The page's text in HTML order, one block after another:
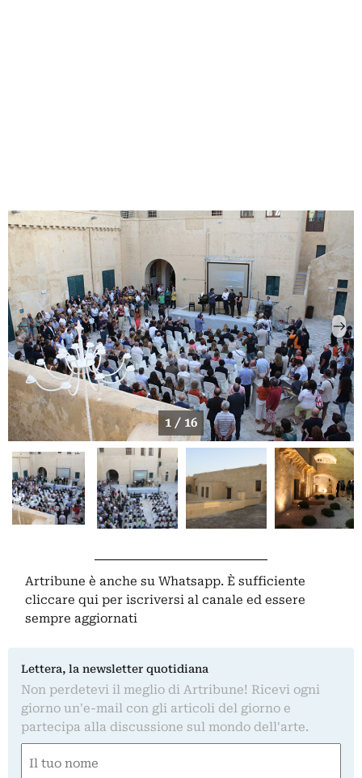
1 / 16
Artribune è anche su Whatsapp. È sufficiente
cliccare qui per iscriversi al canale ed essere
sempre aggiornati
Lettera, la newsletter quotidiana
Non perdetevi il meglio di Artribune! Ricevi ogni
giorno un'e-mail con gli articoli del giorno e
partecipa alla discussione sul mondo dell'arte.
(Required)